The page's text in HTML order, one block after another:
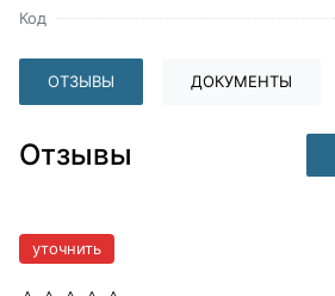
Код
ОТЗЫВЫ ДОКУМЕНТЫ
Отзывы
уточнить